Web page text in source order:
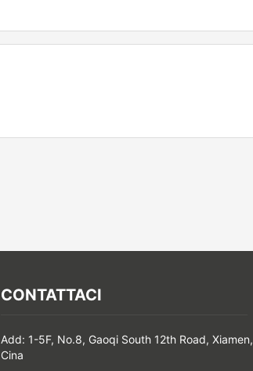
CONTATTACI
Add: 1-5F, No.8, Gaoqi South 12th Road, Xiamen,
Cina